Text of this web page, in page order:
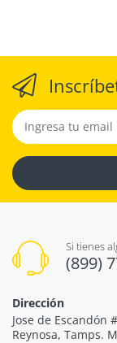
Si tienes
(899)
Dirección
Jose de Escandón
Reynosa, Tamps.